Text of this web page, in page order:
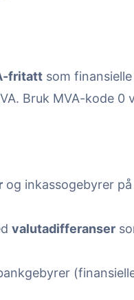
fritatt som
Bruk MVA-kode 0
og inkassogebyrer
valutadifferanser